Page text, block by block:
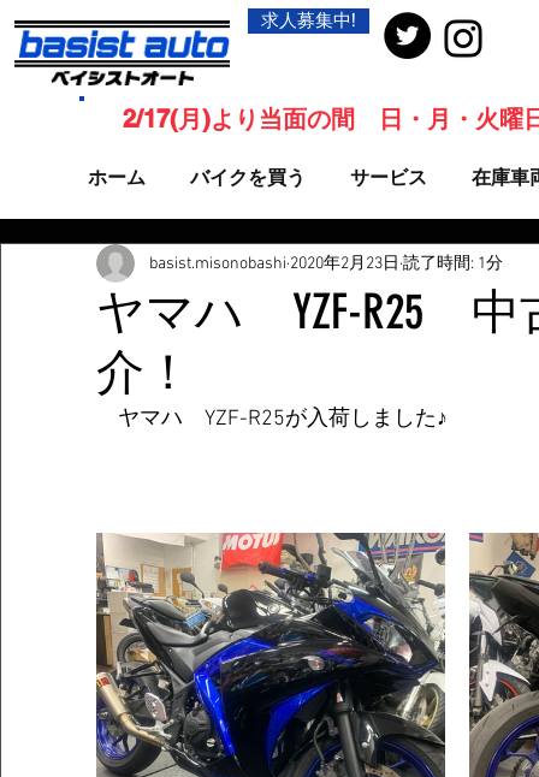
求人募集中!
ホーム バイクを買う サービス 在庫車
2/17(月)より当面の間 日・月・火曜
ヤマハ YZF-R25 中
介！
basist.misonobashi 2020年2月23日 読了時間: 1分
ヤマハ　YZF-R25が入荷しました♪